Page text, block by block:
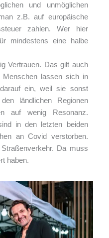
und unmöglichen
z.B. auf europäische
zahlen. Wer hier
mindestens eine halbe
Vertrauen. Das gilt auch
lassen sich in
ein, weil sie sonst
ländlichen Regionen
auf wenig Resonanz.
in den letzten beiden
an Covid verstorben.
Da muss
haben.